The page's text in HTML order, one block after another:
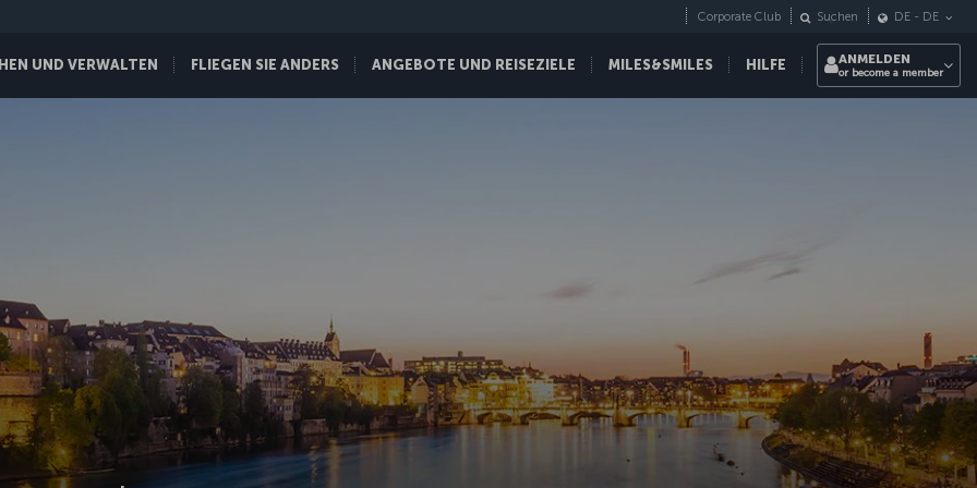
UND VERWALTEN FLIEGEN SIE ANDERS ANGEBOTE UND REISEZIELE MILES&SMILES HILFE
Corporate Club Suchen DE - DE
ANMELDEN
or become a member